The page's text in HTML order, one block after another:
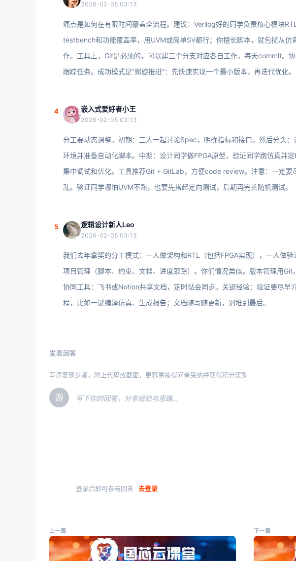
2026-02-05 03:13
痛点是如何在有限时间覆盖全流程。建议：Verilog好的同学负责核心模块
testbench和功能覆盖率，用UVM或简单SV都行；你擅长脚本，就包揽从仿
作。工具上，Git是必须的，可以建三个分支对应各自工作，每天commit。
跟踪任务。成功模式是“螺旋推进”：先快速实现一个最小版本，再迭代优化。
4 嵌入式爱好者小王
2026-02-05 03:13
分工要动态调整。初期：三人一起讨论Spec，明确指标和接口。然后分头
环境并准备自动化脚本。中期：设计同学做FPGA原型，验证同学跑仿真并
集中调试和优化。工具推荐Git + GitLab，方便code review。注意：一定要
乱。验证同学哪怕UVM不熟，也要先搭起定向测试，后期再完善随机测试。
5 逻辑设计新人Leo
2026-02-05 03:13
我们去年拿奖的分工模式：一人做架构和RTL（包括FPGA实现），一人做
项目管理（脚本、约束、文档、进度跟踪）。你们情况类似。版本管理用Git
协同工具：飞书或Notion共享文档，定时站会同步。关键经验：验证要尽早
程，比如一键编译仿真、生成报告；文档随写随更新，别堆到最后。
发表回答
写清复现步骤，附上代码或截图，更容易被提问者采纳并获得积分奖励
游 写下你的回答，分享经验与思路…
登录后即可参与回答 去登录
上一篇 下一篇